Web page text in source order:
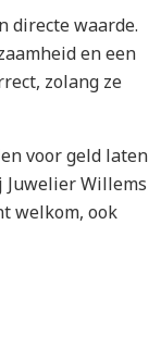
directe waarde.
en een
zolang ze
voor geld laten
Juwelier Willems
welkom, ook